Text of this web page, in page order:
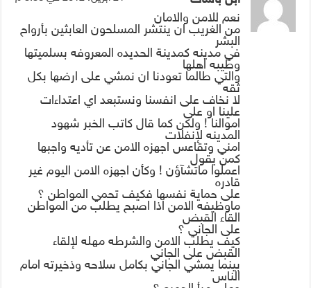
نعم للامن والامان
من الغريب ان ينتشر المسلحون العابثين بأرواح
البشر
في مدينه كمدينة الحديده المعروفه بسلميتها
وطيبه اهلها
والتي طالما تعودنا ان نمشي على ارضها بكل
ثقه
لا نخاف على انفسنا ونستبعد اي اعتداءات
علينا او على
اموالنا ! ولكن كما قال كاتب الخبر شهود
المدينه لإنفلات
امني وتقاعس اجهزه الامن عن تأديه واجبها
كمن يقول
اعملوا ماتشآؤن ! وكأن اجهزه الامن اليوم غير
قادره
على حماية نفسها فكيف تحمي المواطن ؟
ماوظيفه الامن اذا اصبح يطلب من المواطن
القاء القبض
على الجاني ؟
كيف يطلب الامن والشرطه مهله لإلقاء
القبض على الجاني
بينما يمشي الجاني بكامل سلاحه وذخيرته امام
الناس